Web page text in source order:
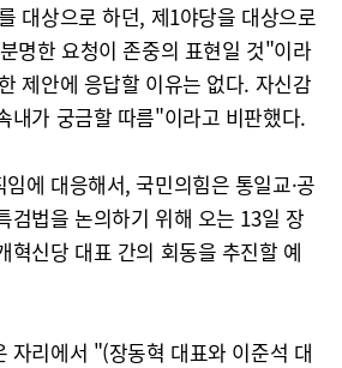
대상으로 하던, 제1야당을 대상으로
명한 요청이 존중의 표현일 것"이라
제안에 응답할 이유는 없다. 자신감
내가 궁금할 따름"이라고 비판했다.
에 대응해서, 국민의힘은 통일교·공
검법을 논의하기 위해 오는 13일 장
혁신당 대표 간의 회동을 추진할 예
자리에서 "(장동혁 대표와 이준석 대